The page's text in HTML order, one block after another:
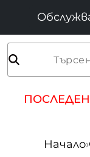
Начало›